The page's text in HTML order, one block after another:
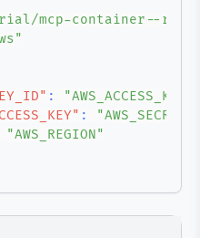
mcp-container--
:
:
"AWS_REGION"